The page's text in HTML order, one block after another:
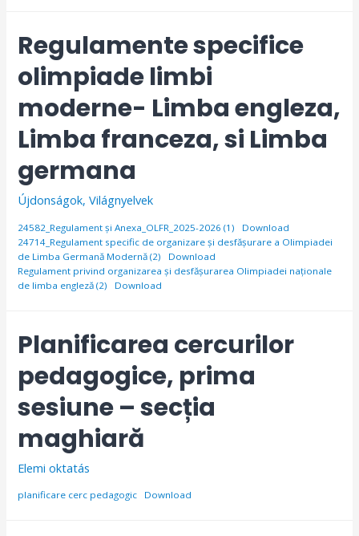
Regulamente specifice
olimpiade limbi
moderne- Limba engleza,
Limba franceza, si Limba
germana
Újdonságok,Világnyelvek
24582_Regulament și Anexa_OLFR_2025-2026 (1)
Download
24714_Regulament specific de organizare și desfășurare a Olimpiadei
de Limba Germană Modernă (2)
Download
Regulament privind organizarea și desfășurarea Olimpiadei naționale
de limba engleză (2)
Download
Planificarea cercurilor
pedagogice, prima
sesiune – secția
maghiară
Elemi oktatás
planificare cerc pedagogic Download